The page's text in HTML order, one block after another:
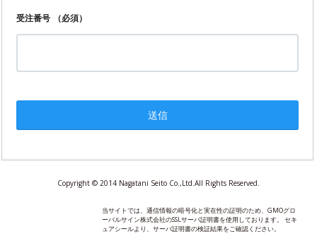
受注番号 （必須）
Copyright © 2014 Nagatani Seito Co.,Ltd.All Rights Reserved.
当サイトでは、通信情報の暗号化と実在性の証明のため、GMOグロ
ーバルサイン株式会社のSSLサーバ証明書を使用しております。 セキ
ュアシールより、サーバ証明書の検証結果をご確認ください。